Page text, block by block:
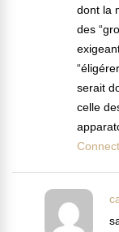
dont la
des
serait
celle